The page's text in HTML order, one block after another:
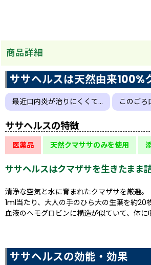
商品詳細
ササヘルスは天然由来100%
最近口内炎が治りにくくて… このごろ
ササヘルスの特徴
医薬品 天然クマササのみを使用
ササヘルスはクマザサを生きたまま
清浄な空気と水に育まれたクマザサを厳選。
1ml当たり、大人の手のひら大の生葉を約20
血液のヘモグロビンに構造が似ていて、体
ササヘルスの効能・効果